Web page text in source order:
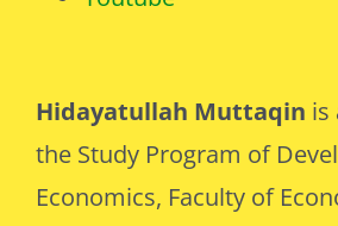
the Study Program of
Economics, Faculty of
Business, Lambung